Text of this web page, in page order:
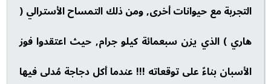
التجربة مع حيوانات أخرى, ومن ذلك التمساح الأسترالي (
هاري ) الذي يزن سبعمائة كيلو جرام, حيث اعتقدوا فوز
الأسبان بناءً على توقعاته !!! عندما أكل دجاجة مُدلى فيها